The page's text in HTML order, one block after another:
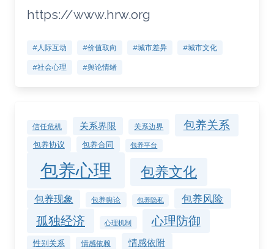
https://www.hrw.org
#人际互动 #价值取向 #城市差异 #城市文化
#社会心理 #舆论情绪
信任危机 关系界限 关系边界 包养关系
包养协议 包养合同 包养平台
包养心理 包养文化
包养现象 包养舆论 包养隐私 包养风险
孤独经济 心理机制 心理防御
性别关系 情感依赖 情感依附